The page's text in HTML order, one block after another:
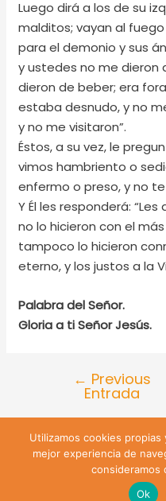
Luego dirá a los de su
malditos; vayan al
para el demonio y sus
y ustedes no me dieron
dieron de beber; era
estaba desnudo, y no
y no me visitaron”.
Éstos, a su vez, le
vimos hambriento o
enfermo o preso, y no
Y Él les responderá:
no lo hicieron con el
tampoco lo hicieron
eterno, y los justos a la
Palabra del Señor.
Gloria a ti Señor Jesús.
← Previous
Entrada
Lira 428 Santiago de
Email:
Utilizamos cookies
mejor experiencia de
consideramos
Ok